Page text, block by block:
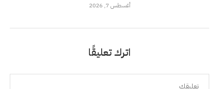
أغسطس 7, 2026
اترك تعليقًا